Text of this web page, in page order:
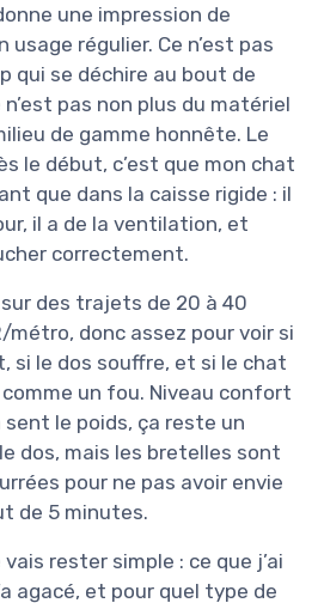
une impression de
régulier. Ce n’est pas
qui se déchire au bout de
pas non plus du matériel
de gamme honnête. Le
le début, c’est que mon chat
que dans la caisse rigide : il
il a de la ventilation, et
correctement.
des trajets de 20 à 40
métro, donc assez pour voir si
si le dos souffre, et si le chat
un fou. Niveau confort
sent le poids, ça reste un
dos, mais les bretelles sont
pour ne pas avoir envie
de 5 minutes.
rester simple : ce que j’ai
agacé, et pour quel type de